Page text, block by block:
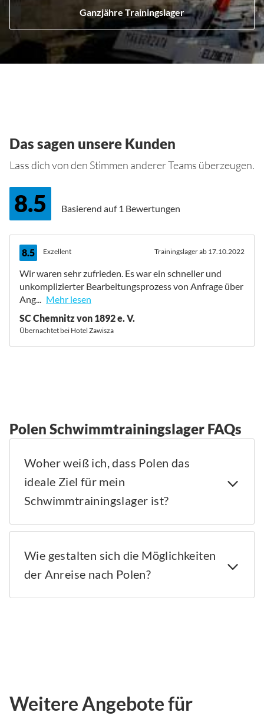
Ganzjähre Trainingslager
Das sagen unsere Kunden
Lass dich von den Stimmen anderer Teams überzeugen.
8.5 Basierend auf1 Bewertungen
8.5 Exzellent Trainingslager ab 17.10.2022
Wir waren sehr zufrieden. Es war ein schneller und
unkomplizierter Bearbeitungsprozess von Anfrage über
Ang... Mehr lesen
SC Chemnitz von 1892 e. V.
Übernachtet bei Hotel Zawisza
Polen Schwimmtrainingslager FAQs
Woher weiß ich, dass Polen das
ideale Ziel für mein
Schwimmtrainingslager ist?
Wie gestalten sich die Möglichkeiten
der Anreise nach Polen?
Weitere Angebote für